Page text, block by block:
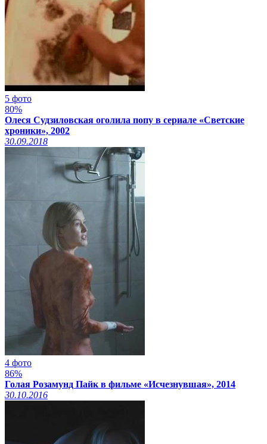
5 фото
80%
Олеся Судзиловская оголила попу в сериале «Светские
хроники», 2002
30.09.2018
4 фото
86%
Голая Розамунд Пайк в фильме «Исчезнувшая», 2014
30.10.2016